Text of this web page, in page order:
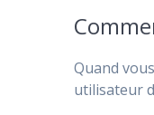
Quand
utilisateur